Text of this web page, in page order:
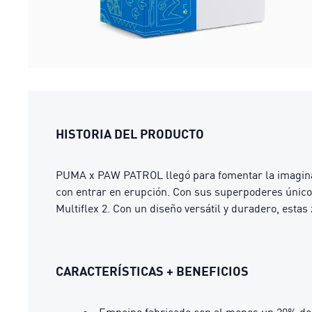
HISTORIA DEL PRODUCTO
PUMA x PAW PATROL llegó para fomentar la
con entrar en erupción. Con sus superpoderes
Multiflex 2. Con un diseño versátil y duradero,
CARACTERÍSTICAS + BENEFICIOS